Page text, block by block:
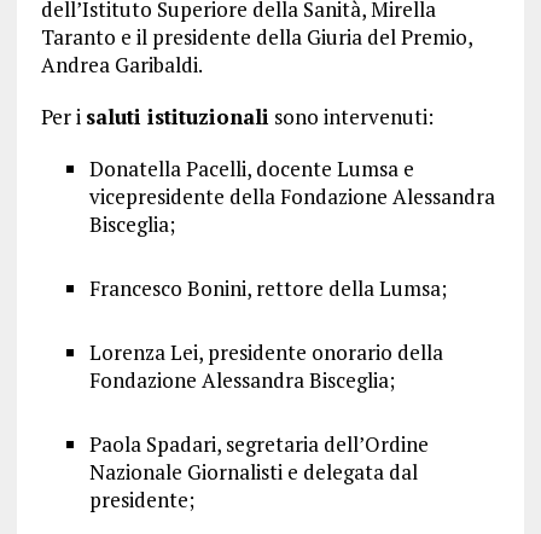
dell’Istituto Superiore della Sanità, Mirella
Taranto e il presidente della Giuria del Premio,
Andrea Garibaldi.
Per i saluti istituzionali sono intervenuti:
Donatella Pacelli, docente Lumsa e
vicepresidente della Fondazione Alessandra
Bisceglia;
Francesco Bonini, rettore della Lumsa;
Lorenza Lei, presidente onorario della
Fondazione Alessandra Bisceglia;
Paola Spadari, segretaria dell’Ordine
Nazionale Giornalisti e delegata dal
presidente;